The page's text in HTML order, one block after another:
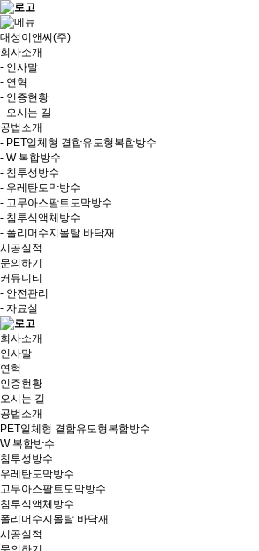
대성이앤씨(주)
회사소개
- 인사말
- 연혁
- 인증현황
- 오시는 길
공법소개
- PET일체형 결합유도형복합방수
- W 복합방수
- 침투성방수
- 우레탄도막방수
- 고무아스팔트도막방수
- 침투식액체방수
- 폴리머수지몰탈 바닥재
시공실적
문의하기
커뮤니티
- 안전관리
- 자료실
회사소개
인사말
연혁
인증현황
오시는 길
공법소개
PET일체형 결합유도형복합방수
W 복합방수
침투성방수
우레탄도막방수
고무아스팔트도막방수
침투식액체방수
폴리머수지몰탈 바닥재
시공실적